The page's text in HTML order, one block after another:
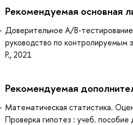
Рекомендуемая основная
Доверительное A/B-
руководство по контролируемым
Р., 2021
Рекомендуемая
Математическая статистика.
Проверка гипотез : учеб. пособие